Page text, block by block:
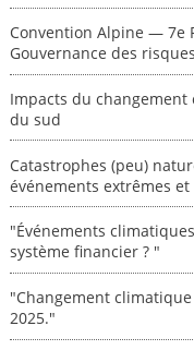
Convention Alpine — 7e
Gouvernance des
Impacts du
du sud
Catastrophes (peu)
événements extrêmes
"Événements
système financier ? "
"Changement
2025."